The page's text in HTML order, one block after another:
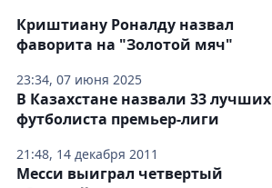
23:34, 07 июня 2025
Криштиану Роналду назвал
фаворита на "Золотой мяч"
21:48, 14 декабря 2011
В Казахстане назвали 33 лучших
футболиста премьер-лиги
Месси выиграл четвертый